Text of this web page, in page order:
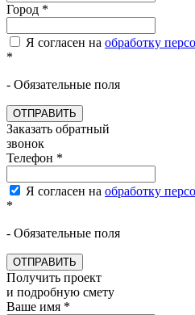
Город *
Я согласен на обработку
*
- Обязательные поля
ОТПРАВИТЬ
Заказать обратный
звонок
Телефон *
Я согласен на обработку
*
- Обязательные поля
ОТПРАВИТЬ
Получить проект
и подробную смету
Ваше имя *